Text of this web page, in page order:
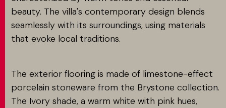
RESERVED AREA
beauty. The villa's contemporary design blends
seamlessly with its surroundings, using materials
that evoke local traditions.
The exterior flooring is made of limestone-effect
porcelain stoneware from the Brystone collection.
The Ivory shade, a warm white with pink hues,